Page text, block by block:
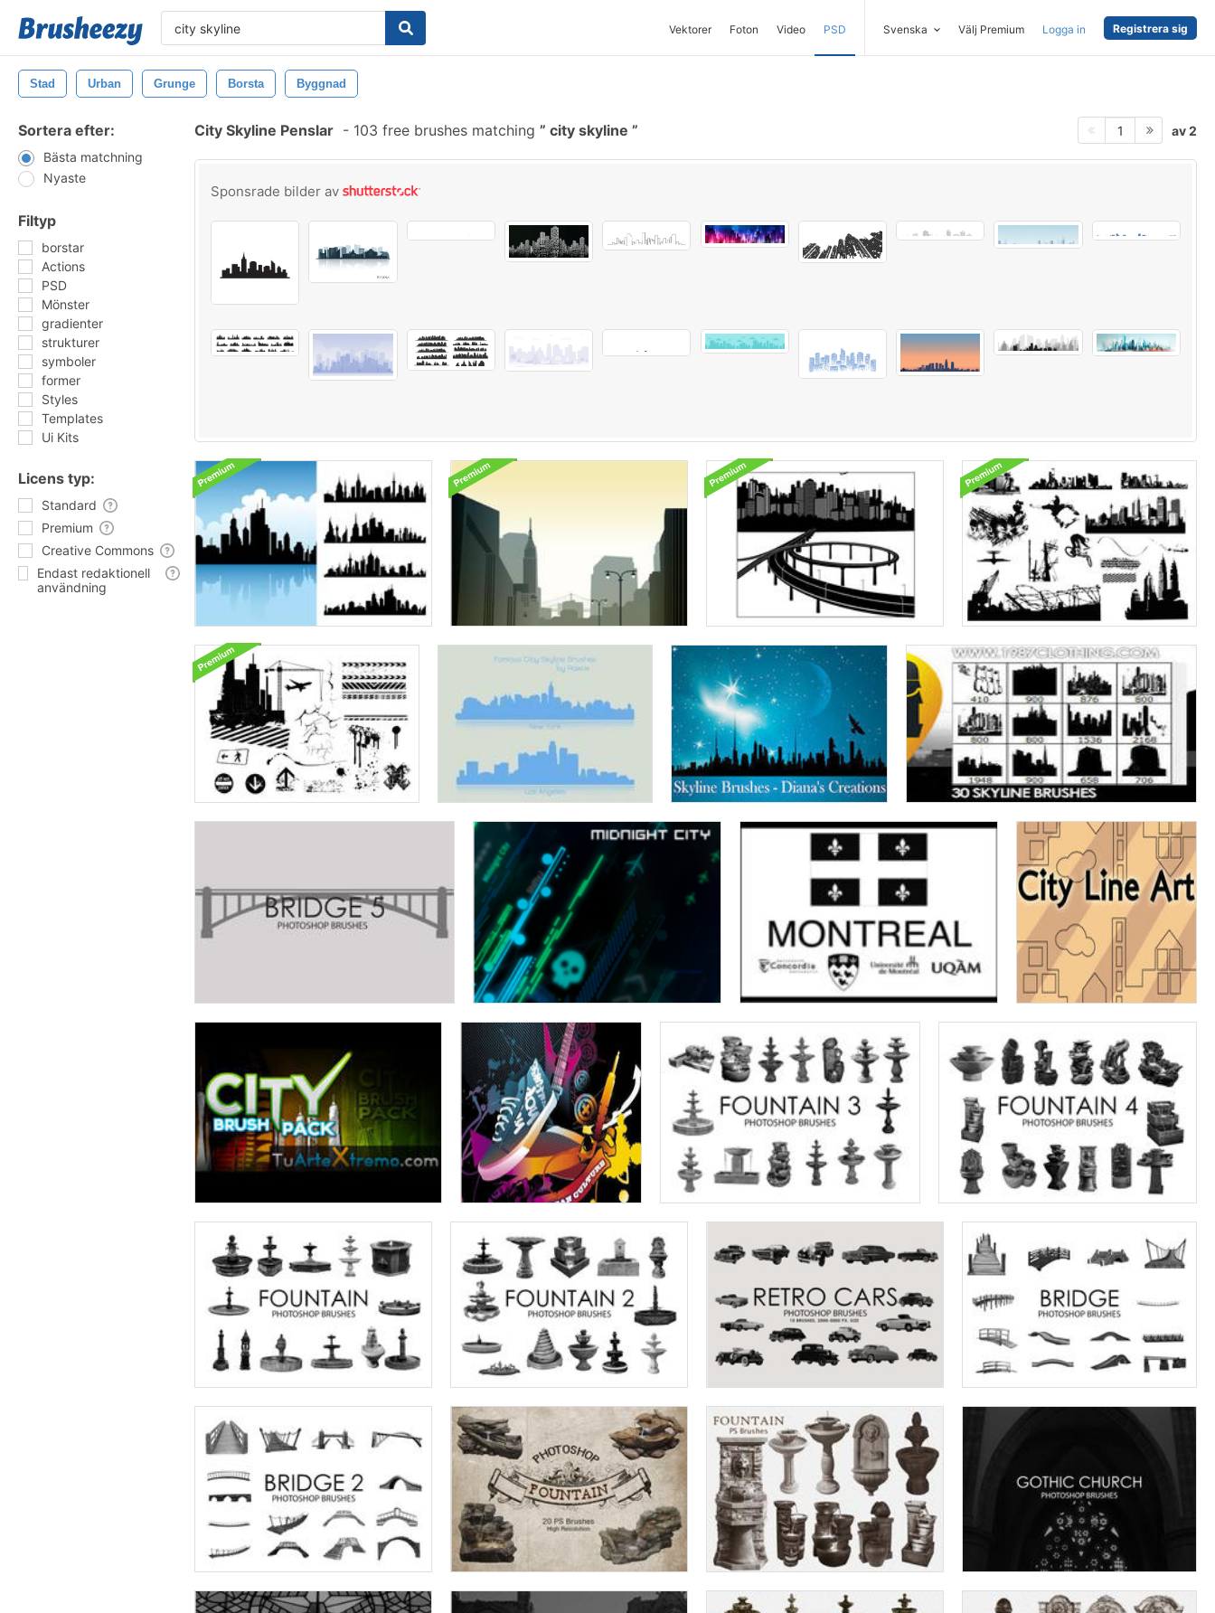
Vektorer Foton Video PSD Svenska Välj Premium Logga in Registrera sig
Stad Urban Grunge Borsta Byggnad
Sortera efter:
Bästa matchning
Nyaste
Filtyp
borstar
Actions
PSD
Mönster
gradienter
strukturer
symboler
former
Styles
Templates
Ui Kits
Licens typ:
Standard
Premium
Creative Commons
Endast redaktionell
användning
City Skyline Penslar - 103 free brushes matching city skyline 1 av 2
Sponsrade bilder av